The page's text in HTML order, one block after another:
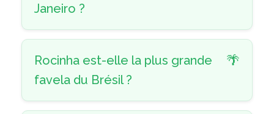
Janeiro ?
Rocinha est-elle la plus grande
favela du Brésil ?